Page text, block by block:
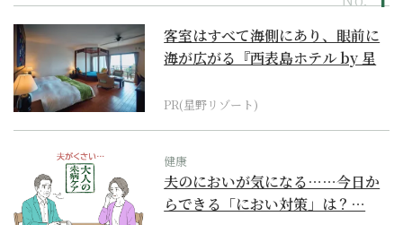
客室はすべて海側にあり、眼前に
海が広がる『西表島ホテル by 星
PR(星野リゾート)
健康
夫のにおいが気になる……今日か
らできる「におい対策」は？…